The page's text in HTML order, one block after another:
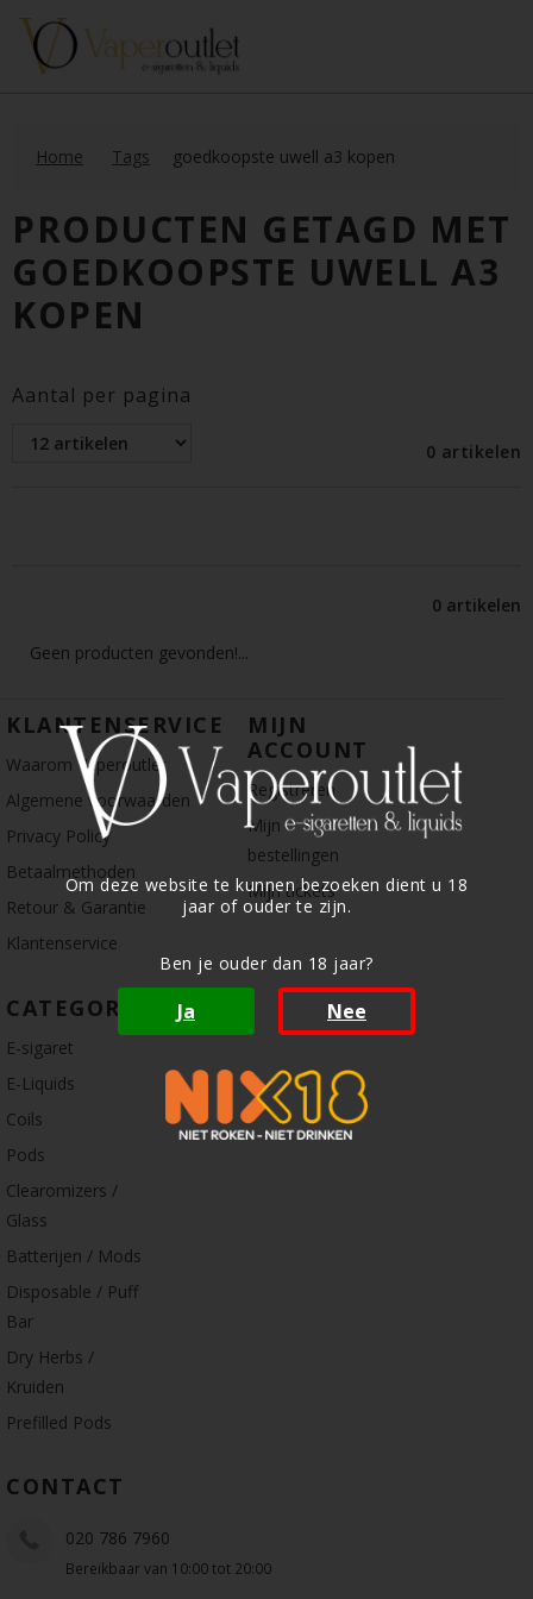
Om deze website te kunnen bezoeken dient u 18
jaar of ouder te zijn.
Ben je ouder dan 18 jaar?
Ja Nee
Home Tags goedkoopste uwell a3 kopen
PRODUCTEN GETAGD MET
GOEDKOOPSTE UWELL A3
KOPEN
Aantal per pagina
0 artikelen
0 artikelen
Geen producten gevonden!...
KLANTENSERVICE
Waarom Vaperoutlet
Algemene voorwaarden
Privacy Policy
Betaalmethoden
Retour & Garantie
Klantenservice
MIJN
ACCOUNT
Registreren
Mijn
bestellingen
Mijn tickets
CATEGORIE
E-sigaret
E-Liquids
Coils
Pods
Clearomizers /
Glass
Batterijen / Mods
Disposable / Puff
Bar
Dry Herbs /
Kruiden
Prefilled Pods
CONTACT
020 786 7960
Bereikbaar van 10:00 tot 20:00